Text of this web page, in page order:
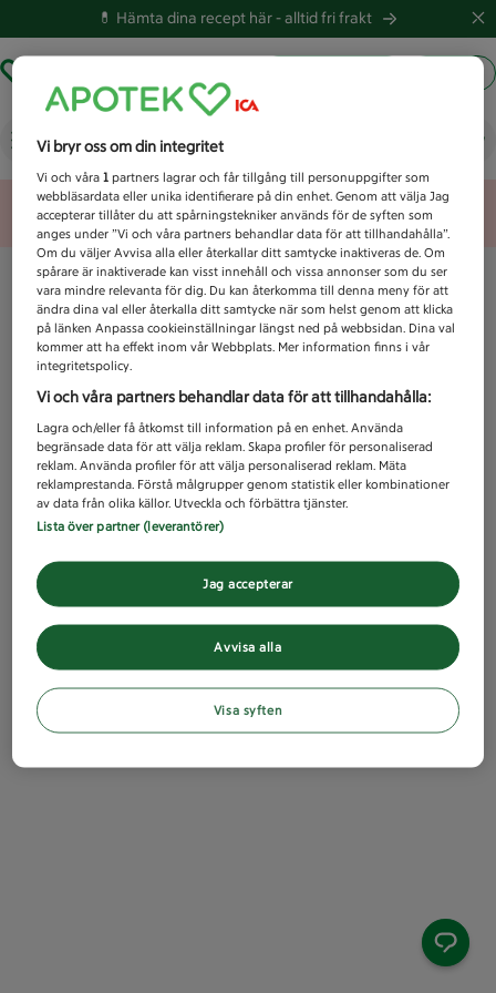
💊 Hämta dina recept här -alltid fri frakt
Vad letar du efter idag?
Unknown error
Vi bryr oss om din integritet
Vi och våra1 partners lagrar och får tillgång till personuppgifter som
webbläsardata eller unika identifierare på din enhet. Genom att välja Jag
accepterar tillåter du att spårningstekniker används för de syften som
anges under ”Vi och våra partners behandlar data för att tillhandahålla”.
Om du väljer Avvisa alla eller återkallar ditt samtycke inaktiveras de. Om
spårare är inaktiverade kan visst innehåll och vissa annonser som du ser
vara mindre relevanta för dig. Du kan återkomma till denna meny för att
ändra dina val eller återkalla ditt samtycke när som helst genom att klicka
på länken Anpassa cookieinställningar längst ned på webbsidan. Dina val
kommer att ha effekt inom vår Webbplats. Mer information finns i vår
integritetspolicy.
Vi och våra partners behandlar data för att tillhandahålla:
Lagra och/eller få åtkomst till information på en enhet. Använda
begränsade data för att välja reklam. Skapa profiler för personaliserad
reklam. Använda profiler för att välja personaliserad reklam. Mäta
reklamprestanda. Förstå målgrupper genom statistik eller kombinationer
av data från olika källor. Utveckla och förbättra tjänster.
Lista över partner (leverantörer)
Avvisa alla
Jag accepterar
Visa syften